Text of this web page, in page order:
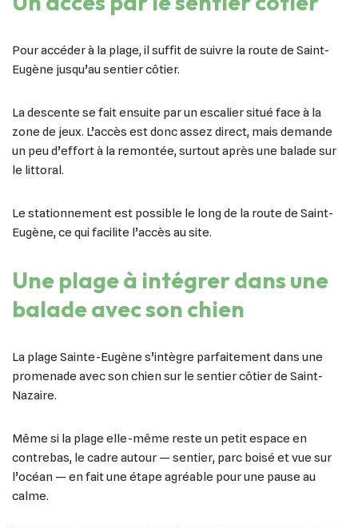
Pour accéder à la plage, il suffit de suivre la route de Saint-
Eugène jusqu’au sentier côtier.
La descente se fait ensuite par un escalier situé face à la
zone de jeux. L’accès est donc assez direct, mais demande
un peu d’effort à la remontée, surtout après une balade sur
le littoral.
Le stationnement est possible le long de la route de Saint-
Eugène, ce qui facilite l’accès au site.
Une plage à intégrer dans une
balade avec son chien
La plage Sainte-Eugène s’intègre parfaitement dans une
promenade avec son chien sur le sentier côtier de Saint-
Nazaire.
Même si la plage elle-même reste un petit espace en
contrebas, le cadre autour — sentier, parc boisé et vue sur
l’océan — en fait une étape agréable pour une pause au
calme.